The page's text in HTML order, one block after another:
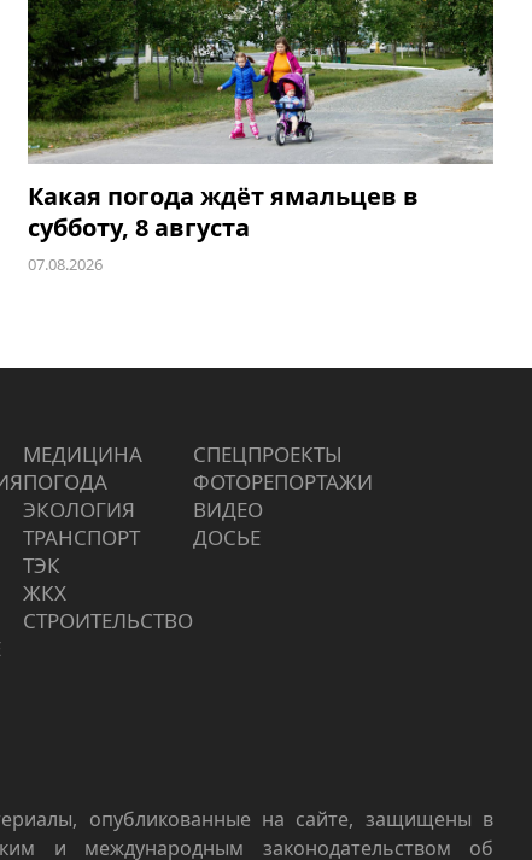
Какая погода ждёт ямальцев в
субботу, 8 августа
07.08.2026
МЕДИЦИНА
ПОГОДА
ЭКОЛОГИЯ
ТРАНСПОРТ
ТЭК
ЖКХ
СТРОИТЕЛЬСТВО
СПЕЦПРОЕКТЫ
ФОТОРЕПОРТАЖИ
ВИДЕО
ДОСЬЕ
опубликованные на сайте, защищены в
и международным законодательством об